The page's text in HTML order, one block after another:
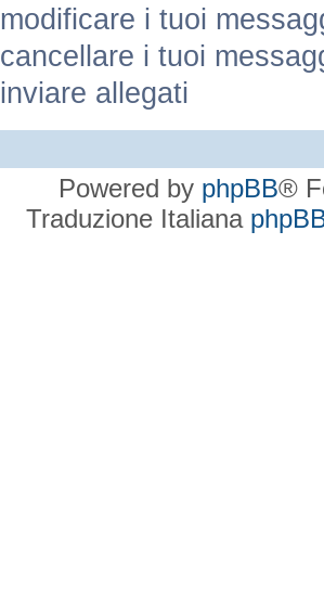
modificare i tuoi
cancellare i tuoi
inviare allegati
Powered by phpBB®
Traduzione Italiana